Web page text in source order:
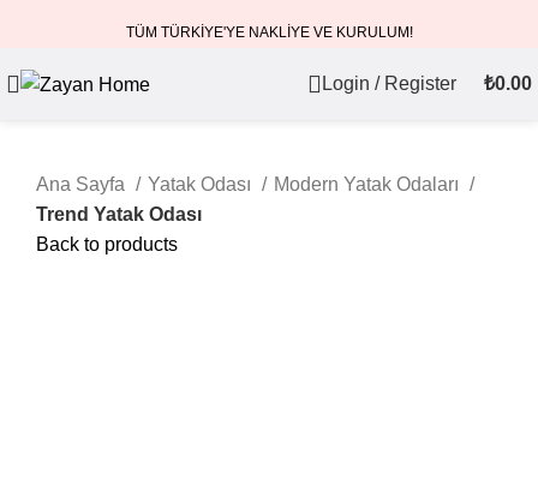
TÜM TÜRKİYE'YE NAKLİYE VE KURULUM!
Login / Register ₺0.00
Ana Sayfa Yatak Odası
Modern Yatak Odaları
Trend Yatak Odası
Back to products